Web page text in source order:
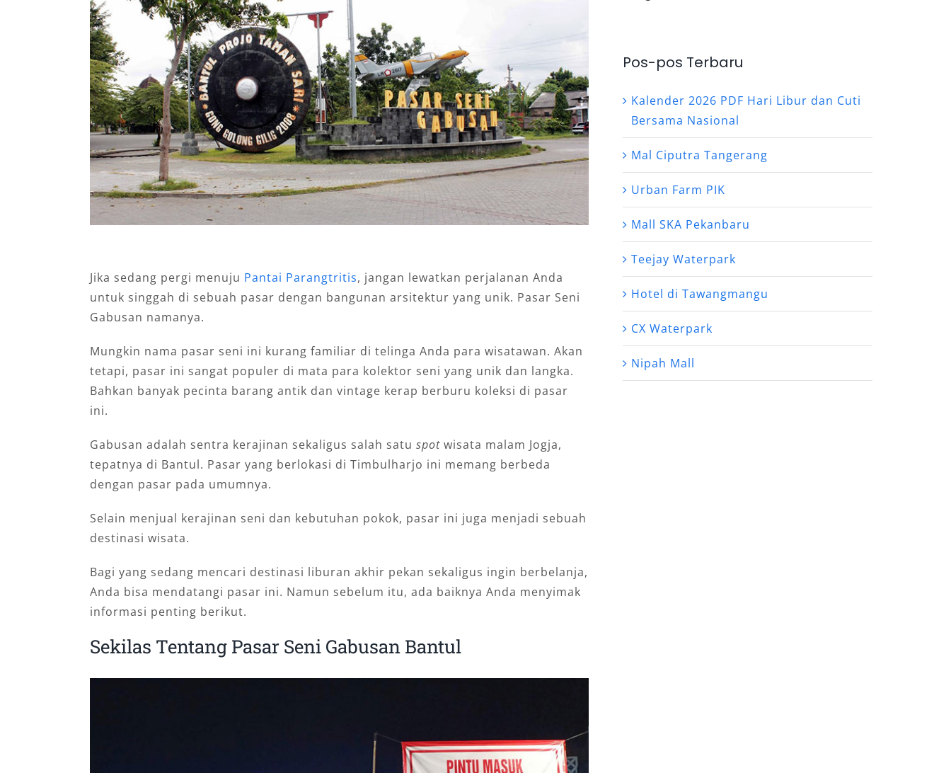
Jika sedang pergi menuju Pantai Parangtritis, jangan lewatkan perjalanan Anda
untuk singgah di sebuah pasar dengan bangunan arsitektur yang unik. Pasar Seni
Gabusan namanya.
Mungkin nama pasar seni ini kurang familiar di telinga Anda para wisatawan. Akan
tetapi, pasar ini sangat populer di mata para kolektor seni yang unik dan langka.
Bahkan banyak pecinta barang antik dan vintage kerap berburu koleksi di pasar
ini.
Gabusan adalah sentra kerajinan sekaligus salah satu spot wisata malam Jogja,
tepatnya di Bantul. Pasar yang berlokasi di Timbulharjo ini memang berbeda
dengan pasar pada umumnya.
Selain menjual kerajinan seni dan kebutuhan pokok, pasar ini juga menjadi sebuah
destinasi wisata.
Bagi yang sedang mencari destinasi liburan akhir pekan sekaligus ingin berbelanja,
Anda bisa mendatangi pasar ini. Namun sebelum itu, ada baiknya Anda menyimak
informasi penting berikut.
Sekilas Tentang Pasar Seni Gabusan Bantul
Pos-pos Terbaru
Kalender 2026 PDF Hari Libur dan Cuti
Bersama Nasional
Mal Ciputra Tangerang
Urban Farm PIK
Mall SKA Pekanbaru
Teejay Waterpark
Hotel di Tawangmangu
CX Waterpark
Nipah Mall